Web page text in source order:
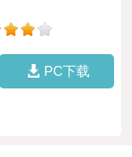
PC下载